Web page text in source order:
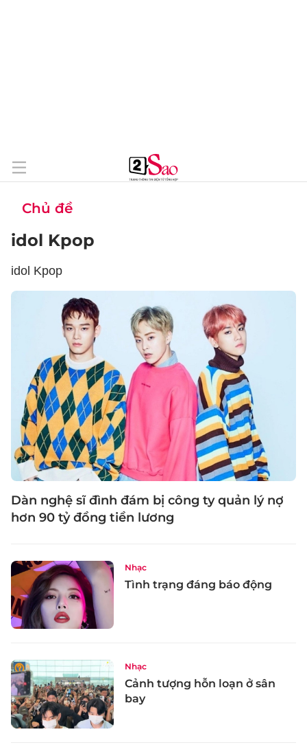
Chủ đề
idol Kpop
idol Kpop
Dàn nghệ sĩ đình đám bị công ty quản lý nợ
hơn 90 tỷ đồng tiền lương
Nhạc
Tình trạng đáng báo động
Nhạc
Cảnh tượng hỗn loạn ở sân
bay